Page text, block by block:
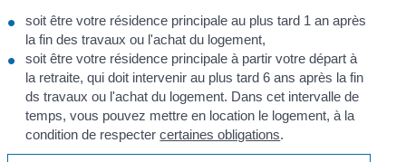
soit être votre résidence principale au plus tard 1 an après
la fin des travaux ou l'achat du logement,
soit être votre résidence principale à partir votre départ à
la retraite, qui doit intervenir au plus tard 6 ans après la fin
ds travaux ou l'achat du logement. Dans cet intervalle de
temps, vous pouvez mettre en location le logement, à la
condition de respectercertaines obligations.